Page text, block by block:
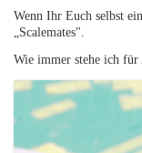
Wenn Ihr Euch selbst
„Scalemates".
Wie immer stehe ich